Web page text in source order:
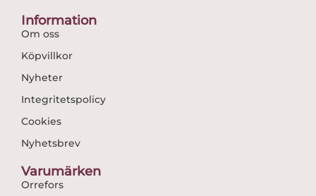
Information
Om oss
Köpvillkor
Nyheter
Integritetspolicy
Cookies
Nyhetsbrev
Varumärken
Orrefors